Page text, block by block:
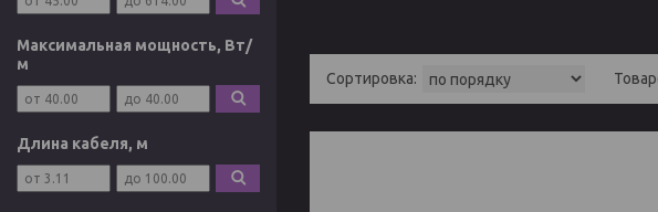
Максимальная мощность, Вт/
м
Длина кабеля, м